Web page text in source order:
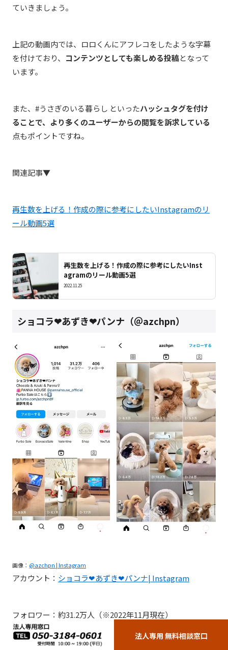
ていきましょう。
上記の動画内では、ロロくんにアフレコをしたような字幕
を付けており、 コンテンツとしても楽しめる投稿となって
います。
また、#うさぎのいる暮らし といったハッシュタグを付け
ることで、より多くのユーザーからの閲覧を訴求している
点もポイントですね。
関連記事▼
再生数を上げる！作成の際に参考にしたいInstagramのリ
ール動画5選
再生数を上げる！作成の際に参考にしたいInst
agramのリール動画5選
2022.11.25
ショコラ❤︎あずき❤︎パンナ（＠azchpn）
画像： @azchpn | Instagram
アカウント： ショコラ❤︎あずき❤︎パンナ| Instagram
フォロワー：約31.2万人（※2022年11月現在）
法人専用 無料相談窓口